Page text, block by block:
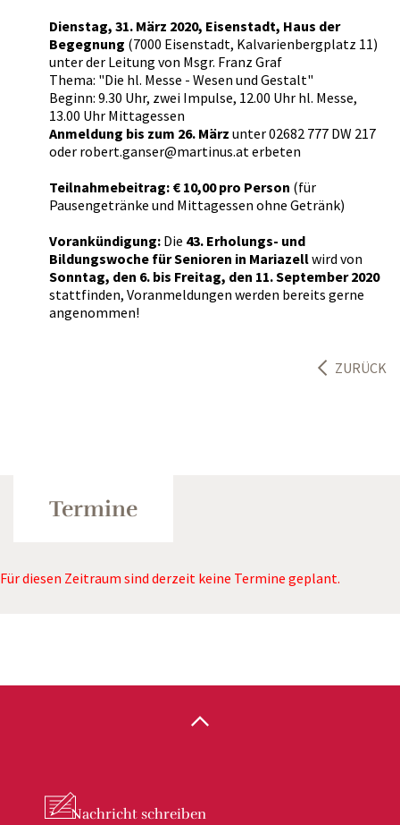
Dienstag, 31. März 2020, Eisenstadt, Haus der
Begegnung (7000 Eisenstadt, Kalvarienbergplatz 11)
unter der Leitung von Msgr. Franz Graf
Thema: "Die hl. Messe - Wesen und Gestalt"
Beginn: 9.30 Uhr, zwei Impulse, 12.00 Uhr hl. Messe,
13.00 Uhr Mittagessen
Anmeldung bis zum 26. März unter 02682 777 DW 217
oder robert.ganser@martinus.at erbeten
Teilnahmebeitrag: € 10,00 pro Person (für
Pausengetränke und Mittagessen ohne Getränk)
Vorankündigung: Die 43. Erholungs- und
Bildungswoche für Senioren in Mariazellwird von
Sonntag, den 6. bis Freitag, den 11. September 2020
stattfinden, Voranmeldungen werden bereits gerne
angenommen!
ZURÜCK
Termine
Für diesen Zeitraum sind derzeit keine Termine geplant.
Nachricht schreiben